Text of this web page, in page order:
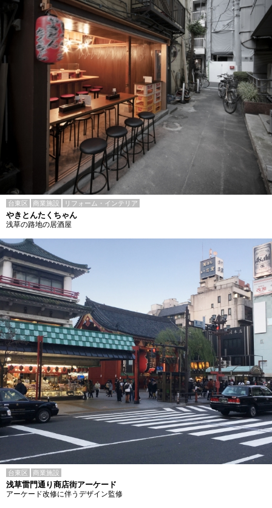
台東区 商業施設 リフォーム・インテリア
やきとんたくちゃん
浅草の路地の居酒屋
台東区 商業施設
浅草雷門通り商店街アーケード
アーケード改修に伴うデザイン監修